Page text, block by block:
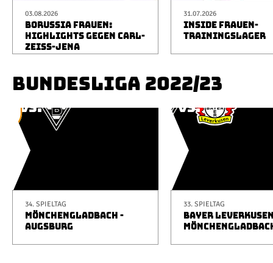
03.08.2026
BORUSSIA FRAUEN:
HIGHLIGHTS GEGEN CARL-
ZEISS-JENA
31.07.2026
INSIDE FRAUEN-
TRAININGSLAGER
BUNDESLIGA 2022/23
34. SPIELTAG
MÖNCHENGLADBACH -
AUGSBURG
33. SPIELTAG
BAYER